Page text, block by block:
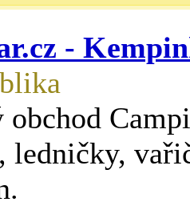
-
obchod
ledničky,